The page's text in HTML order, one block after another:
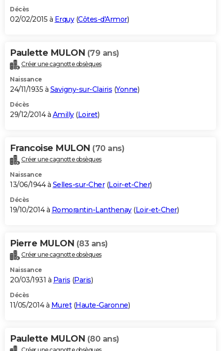
Décès
02/02/2015 à Erquy(Côtes-d'Armor)
Paulette MULON (79 ans)
Créer une cagnotte obsèques
Naissance
24/11/1935 à Savigny-sur-Clairis (Yonne)
Décès
29/12/2014 à Amilly(Loiret)
Francoise MULON (70 ans)
Créer une cagnotte obsèques
Naissance
13/06/1944 à Selles-sur-Cher(Loir-et-Cher)
Décès
19/10/2014 à Romorantin-Lanthenay(Loir-et-Cher)
Pierre MULON (83 ans)
Créer une cagnotte obsèques
Naissance
20/03/1931 à Paris (Paris)
Décès
11/05/2014 à Muret(Haute-Garonne)
Paulette MULON (80 ans)